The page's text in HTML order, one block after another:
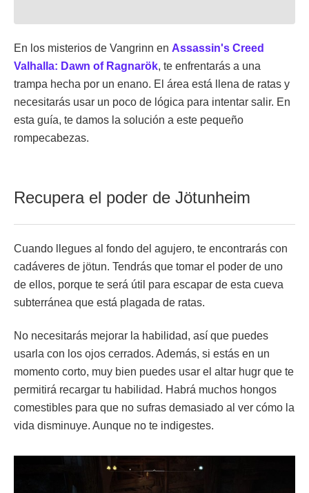
En los misterios de Vangrinn en Assassin's Creed
Valhalla: Dawn of Ragnarök, te enfrentarás a una
trampa hecha por un enano. El área está llena de ratas y
necesitarás usar un poco de lógica para intentar salir. En
esta guía, te damos la solución a este pequeño
rompecabezas.
Recupera el poder de Jötunheim
Cuando llegues al fondo del agujero, te encontrarás con
cadáveres de jötun. Tendrás que tomar el poder de uno
de ellos, porque te será útil para escapar de esta cueva
subterránea que está plagada de ratas.
No necesitarás mejorar la habilidad, así que puedes
usarla con los ojos cerrados. Además, si estás en un
momento corto, muy bien puedes usar el altar hugr que te
permitirá recargar tu habilidad. Habrá muchos hongos
comestibles para que no sufras demasiado al ver cómo la
vida disminuye. Aunque no te indigestes.